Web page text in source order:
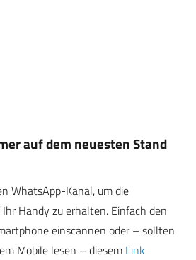
auf dem neuesten Stand
WhatsApp-Kanal, um die
Handy zu erhalten. Einfach den
einscannen oder – sollten
Mobile lesen – diesem Link